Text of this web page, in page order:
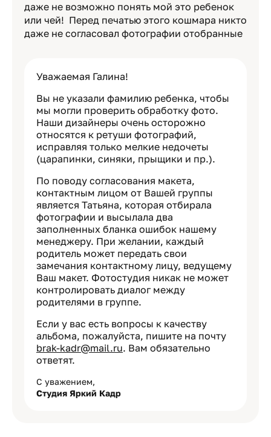
даже не возможно понять мой это ребенок
или чей! Перед печатью этого кошмара никто
даже не согласовал фотографии отобранные
Уважаемая Галина!
Вы не указали фамилию ребенка, чтобы
мы могли проверить обработку фото.
Наши дизайнеры очень осторожно
относятся к ретуши фотографий,
исправляя только мелкие недочеты
(царапинки, синяки, прыщики и пр.).
По поводу согласования макета,
контактным лицом от Вашей группы
является Татьяна, которая отбирала
фотографии и высылала два
заполненных бланка ошибок нашему
менеджеру. При желании, каждый
родитель может передать свои
замечания контактному лицу, ведущему
Ваш макет. Фотостудия никак не может
контролировать диалог между
родителями в группе.
Если у вас есть вопросы к качеству
альбома, пожалуйста, пишите на почту
brak-kadr@mail.ru. Вам обязательно
ответят.
С уважением,
Студия Яркий Кадр